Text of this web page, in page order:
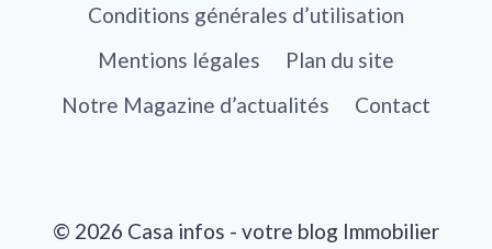
Conditions générales d’utilisation
Mentions légales
Plan du site
Notre Magazine d’actualités
Contact
© 2026 Casa infos - votre blog Immobilier